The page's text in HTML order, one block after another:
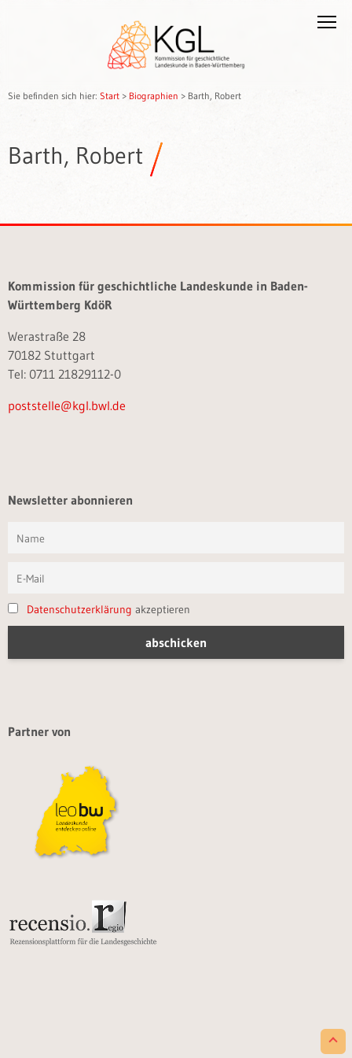
Sie befinden sich hier: Start > Biographien > Barth, Robert
Barth, Robert
Kommission für geschichtliche Landeskunde in Baden-
Württemberg KdöR
Werastraße 28
70182 Stuttgart
Tel: 0711 21829112-0
poststelle@kgl.bwl.de
Newsletter abonnieren
Datenschutzerklärung akzeptieren
Partner von